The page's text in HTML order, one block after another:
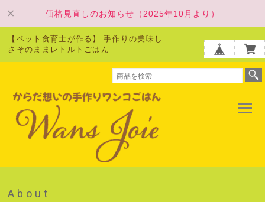
価格見直しのお知らせ（2025年10月より）
【ペット食育士が作る】 手作りの美味し
さそのままレトルトごはん
About